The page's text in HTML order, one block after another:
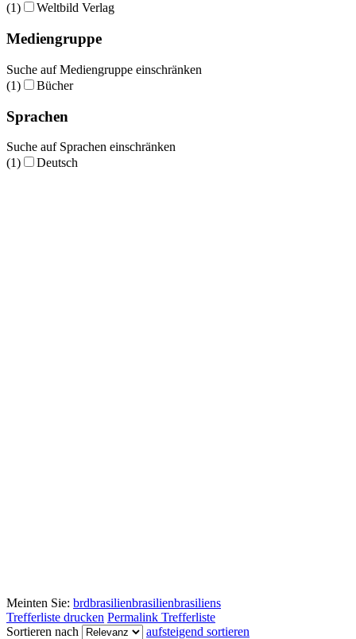
(1)
Weltbild Verlag
Mediengruppe
Suche auf Mediengruppe einschränken
(1)
Bücher
Sprachen
Suche auf Sprachen einschränken
(1)
Deutsch
Meinten Sie: brdbrasilienbrasilienbrasiliens
Trefferliste drucken Permalink Trefferliste
Sortieren nach
aufsteigend sortieren